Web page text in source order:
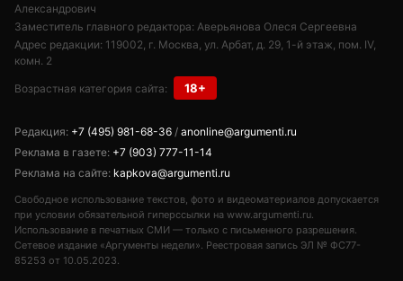
Александрович
Заместитель главного редактора: Аверьянова Олеся Сергеевна
Адрес редакции: 119002, г. Москва, ул. Арбат, д. 29, 1-й этаж, пом. IV,
комн. 2
Возрастная категория сайта: 18+
Редакция: +7 (495) 981-68-36 / anonline@argumenti.ru
Реклама в газете: +7 (903) 777-11-14
Реклама на сайте: kapkova@argumenti.ru
Свободное использование текстов, фото и видеоматериалов допускается
при условии обязательной гиперссылки на www.argumenti.ru.
Использование в печатных СМИ — только с письменного разрешения.
Сетевое издание «Аргументы недели». Реестровая запись ЭЛ № ФС77-
85253 от 10.05.2023.